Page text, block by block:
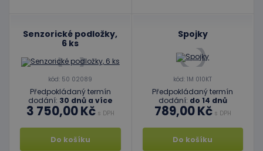
Senzorické podložky,
6 ks
kód: 50 02089
Předpokládaný termín
dodání: 30 dnů a více
3 750,00 Kčs DPH
Do košíku
Spojky
kód: 1M 010KT
Předpokládaný termín
dodání: do 14 dnů
789,00 Kčs DPH
Do košíku